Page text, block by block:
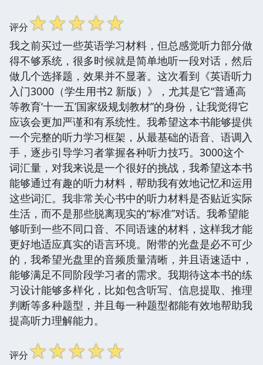
评分☆☆☆☆☆
我之前买过一些英语学习材料，但总感觉听力部分做
得不够系统，很多时候就是简单地听一段对话，然后
做几个选择题，效果并不显著。这次看到《英语听力
入门3000（学生用书2 新版）》，尤其是它“普通高
等教育‘十一五’国家级规划教材”的身份，让我觉得它
应该会更加严谨和有系统性。我希望这本书能够提供
一个完整的听力学习框架，从最基础的语音、语调入
手，逐步引导学习者掌握各种听力技巧。3000这个
词汇量，对我来说是一个很好的挑战，我希望这本书
能够通过有趣的听力材料，帮助我有效地记忆和运用
这些词汇。我非常关心书中的听力材料是否贴近实际
生活，而不是那些脱离现实的“标准”对话。我希望能
够听到一些不同口音、不同语速的材料，这样我才能
更好地适应真实的语言环境。附带的光盘是必不可少
的，我希望光盘里的音频质量清晰，并且语速适中，
能够满足不同阶段学习者的需求。我期待这本书的练
习设计能够多样化，比如包含听写、信息提取、推理
判断等多种题型，并且每一种题型都能有效地帮助我
提高听力理解能力。
评分☆☆☆☆☆